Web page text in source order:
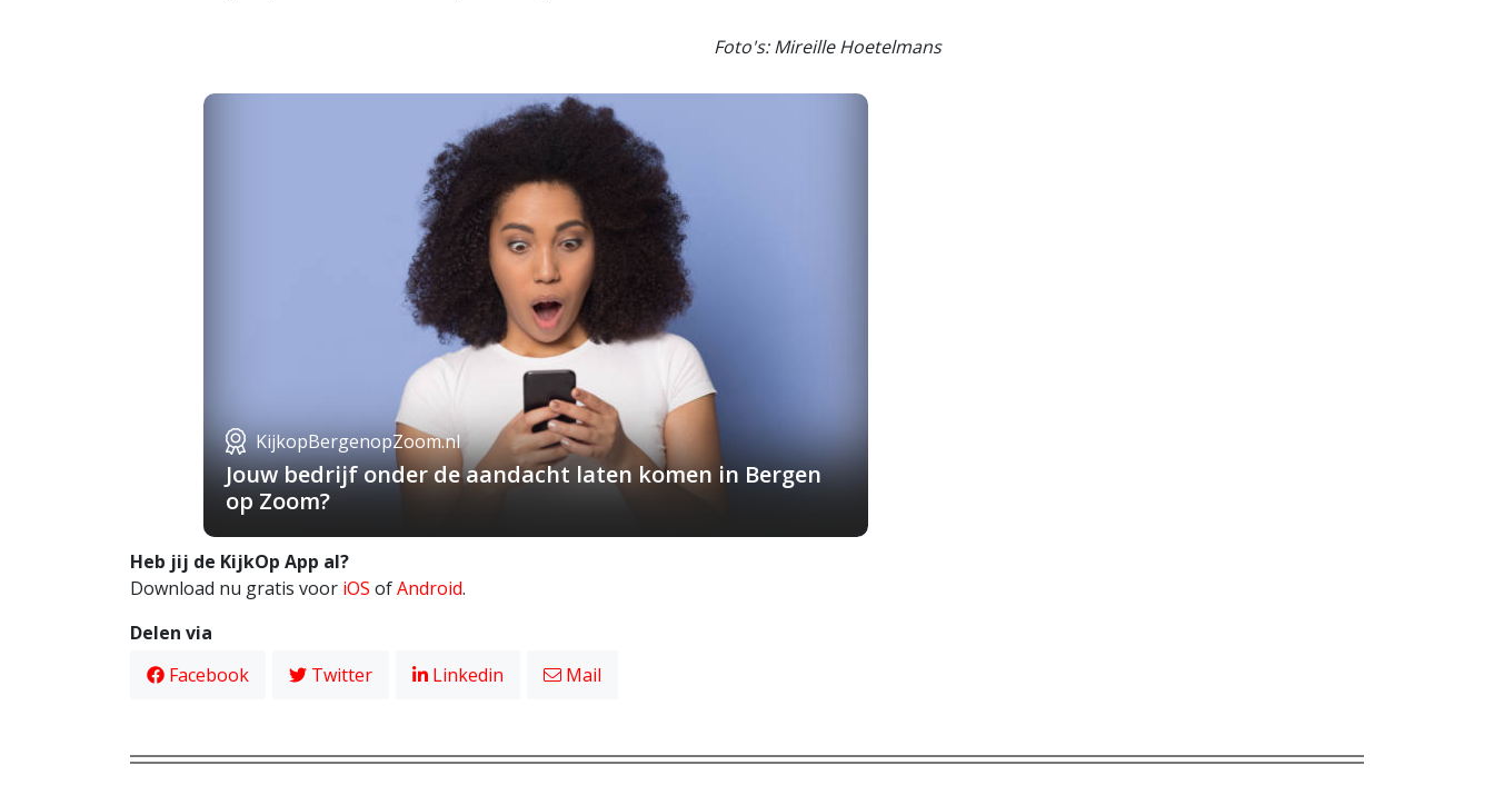
Foto's: Mireille Hoetelmans
KijkopBergenopZoom.nl
Jouw bedrijf onder de aandacht laten komen in Bergen
op Zoom?
Heb jij de KijkOp App al?
Download nu gratis voor iOS ofAndroid.
Delen via
Facebook
Twitter Linkedin Mail